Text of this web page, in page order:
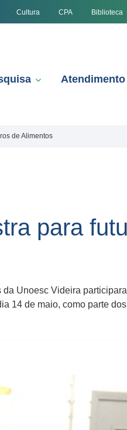
Cultura CPA Biblioteca
de Alimentos
para
Unoesc Videira
14​ de maio, como parte